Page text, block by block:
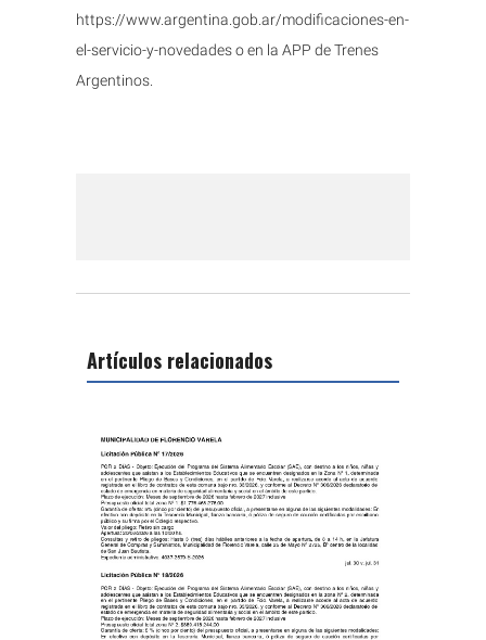
https://www.argentina.gob.ar/modificaciones-en-
el-servicio-y-novedades o en la APP de Trenes
Argentinos.
Artículos relacionados